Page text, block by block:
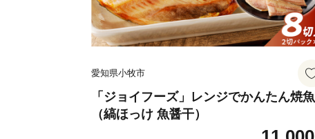
愛知県小牧市
「ジョイフーズ」レンジでかんたん焼魚
（縞ほっけ 魚醤干）